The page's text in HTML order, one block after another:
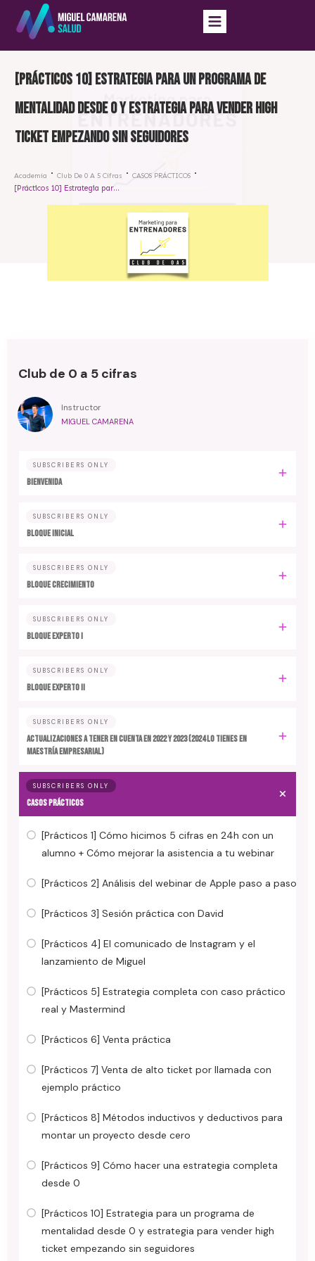
[Prácticos 10] Estrategia para un programa de
mentalidad desde 0 y estrategia para vender high
ticket empezando sin seguidores
Academia Club De 0 A 5 Cifras CASOS PRÁCTICOS
[Prácticos 10] Estrategia para un programa de mentalidad desde 0 y estrategia para vender high ticket empezando sin seguidores
Club de 0 a 5 cifras
Instructor
MIGUEL CAMARENA
SUBSCRIBERS ONLY
BIENVENIDA
SUBSCRIBERS ONLY
BLOQUE INICIAL
SUBSCRIBERS ONLY
BLOQUE CRECIMIENTO
SUBSCRIBERS ONLY
BLOQUE EXPERTO I
SUBSCRIBERS ONLY
BLOQUE EXPERTO II
SUBSCRIBERS ONLY
ACTUALIZACIONES A TENER EN CUENTA EN 2022 y 2023 (2024 LO TIENES EN
MAESTRÍA EMPRESARIAL)
SUBSCRIBERS ONLY
CASOS PRÁCTICOS
[Prácticos 1] Cómo hicimos 5 cifras en 24h con un
alumno + Cómo mejorar la asistencia a tu webinar
[Prácticos 2] Análisis del webinar de Apple paso a paso
[Prácticos 3] Sesión práctica con David
[Prácticos 4] El comunicado de Instagram y el
lanzamiento de Miguel
[Prácticos 5] Estrategia completa con caso práctico
real y Mastermind
[Prácticos 6] Venta práctica
[Prácticos 7] Venta de alto ticket por llamada con
ejemplo práctico
[Prácticos 8] Métodos inductivos y deductivos para
montar un proyecto desde cero
[Prácticos 9] Cómo hacer una estrategia completa
desde 0
[Prácticos 10] Estrategia para un programa de
mentalidad desde 0 y estrategia para vender high
ticket empezando sin seguidores